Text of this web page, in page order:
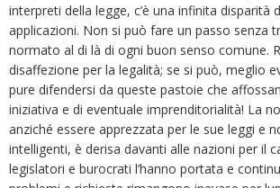
interpreti della legge, c’è una infinita disparità
applicazioni. Non si può fare un passo senza
normato al di là di ogni buon senso comune.
disaffezione per la legalità; se si può, meglio
pure difendersi da queste pastoie che
iniziativa e di eventuale imprenditorialità! La
anziché essere apprezzata per le sue leggi e
intelligenti, è derisa davanti alle nazioni per il
legislatori e burocrati l’hanno portata e